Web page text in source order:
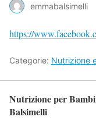
emmabalsimelli
https://
Categorie: Nutrizione
Nutrizione per
Balsimelli